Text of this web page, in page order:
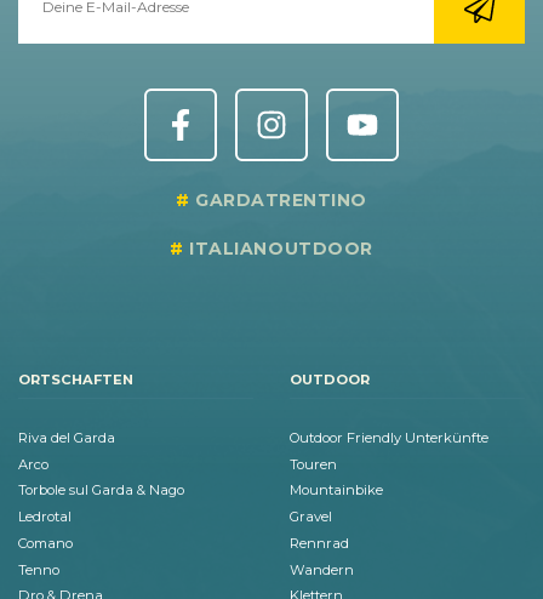
GARDATRENTINO
ITALIANOUTDOOR
ORTSCHAFTEN
Riva del Garda
Arco
Torbole sul Garda & Nago
Ledrotal
Comano
Tenno
OUTDOOR
Outdoor Friendly Unterkünfte
Touren
Mountainbike
Gravel
Rennrad
Wandern